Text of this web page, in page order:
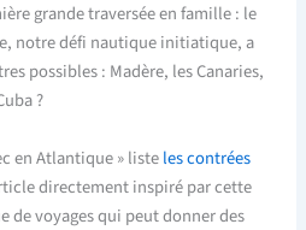
grande traversée en famille : le
notre défi nautique initiatique, a
possibles : Madère, les Canaries,
?
en Atlantique » listeles contrées
directement inspiré par cette
de voyages qui peut donner des